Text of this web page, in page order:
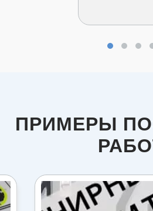
ПРИМЕРЫ